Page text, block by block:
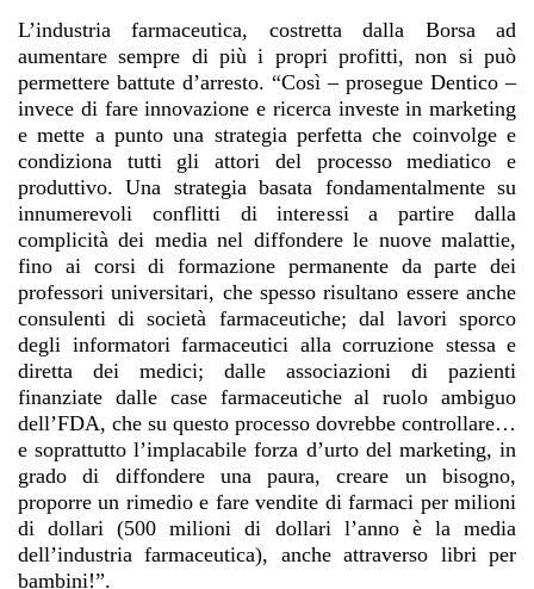
L’industria farmaceutica, costretta dalla Borsa ad
aumentare sempre di più i propri profitti, non si può
permettere battute d’arresto. “Così – prosegue Dentico –
invece di fare innovazione e ricerca investe in marketing
e mette a punto una strategia perfetta che coinvolge e
condiziona tutti gli attori del processo mediatico e
produttivo. Una strategia basata fondamentalmente su
innumerevoli conflitti di interessi a partire dalla
complicità dei media nel diffondere le nuove malattie,
fino ai corsi di formazione permanente da parte dei
professori universitari, che spesso risultano essere anche
consulenti di società farmaceutiche; dal lavori sporco
degli informatori farmaceutici alla corruzione stessa e
diretta dei medici; dalle associazioni di pazienti
finanziate dalle case farmaceutiche al ruolo ambiguo
dell’FDA, che su questo processo dovrebbe controllare…
e soprattutto l’implacabile forza d’urto del marketing, in
grado di diffondere una paura, creare un bisogno,
proporre un rimedio e fare vendite di farmaci per milioni
di dollari (500 milioni di dollari l’anno è la media
dell’industria farmaceutica), anche attraverso libri per
bambini!”.